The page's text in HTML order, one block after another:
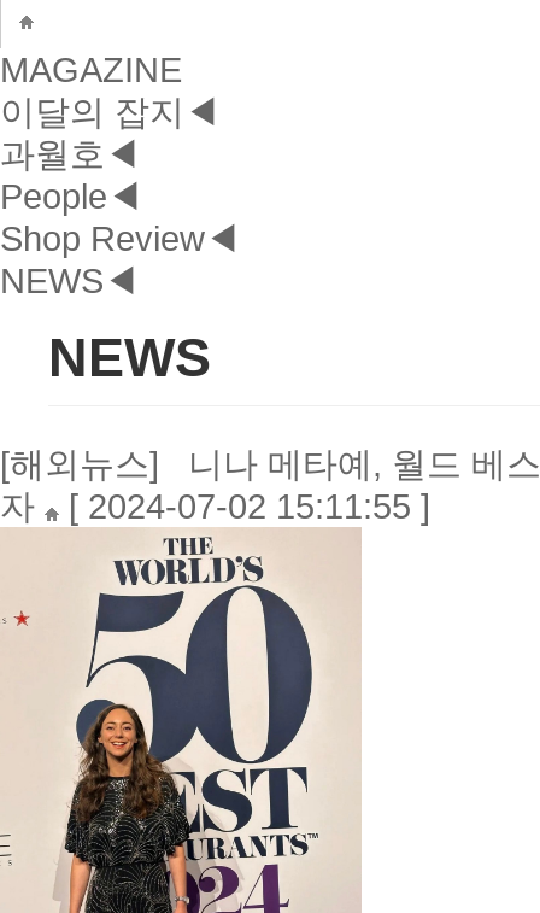
MAGAZINE
이달의 잡지 ◀
과월호 ◀
People◀
Shop Review◀
NEWS◀
NEWS
[해외뉴스] 니나 메타예, 월드 베
자
[ 2024-07-02 15:11:55 ]